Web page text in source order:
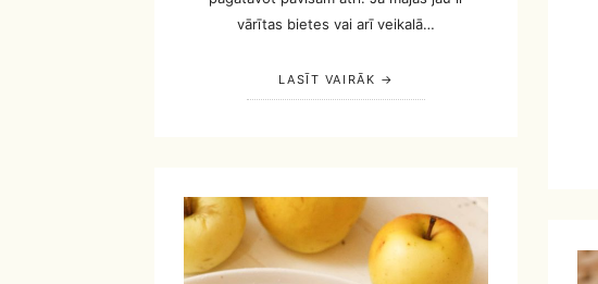
vārītas bietes vai arī veikalā…
LASĪT VAIRĀK